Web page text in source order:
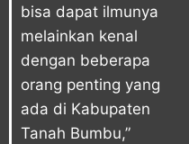
bisa dapat ilmunya
melainkan kenal
dengan beberapa
orang penting yang
ada di Kabupaten
Tanah Bumbu,”